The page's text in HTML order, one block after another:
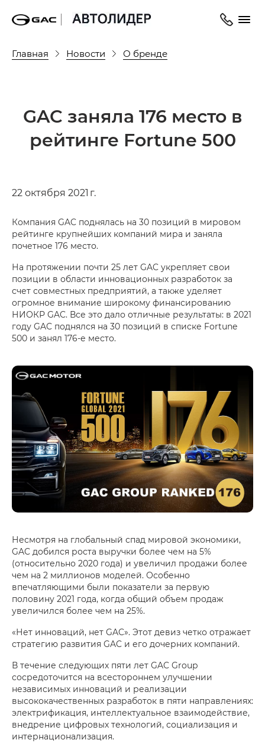
Главная Новости О бренде
GAC заняла 176 место в
рейтинге Fortune 500
22 октября 2021 г.
Компания GAC поднялась на 30 позиций в мировом
рейтинге крупнейших компаний мира и заняла
почетное 176 место.
На протяжении почти 25 лет GAC укрепляет свои
позиции в области инновационных разработок за
счет совместных предприятий, а также уделяет
огромное внимание широкому финансированию
НИОКР GAC. Все это дало отличные результаты: в 2021
году GAC поднялся на 30 позиций в списке Fortune
500 и занял 176-е место.
Несмотря на глобальный спад мировой экономики,
GAC добился роста выручки более чем на 5%
(относительно 2020 года) и увеличил продажи более
чем на 2 миллионов моделей. Особенно
впечатляющими были показатели за первую
половину 2021 года, когда общий объем продаж
увеличился более чем на 25%.
«Нет инноваций, нет GAC». Этот девиз четко отражает
стратегию развития GAC и его дочерних компаний.
В течение следующих пяти лет GAC Group
сосредоточится на всестороннем улучшении
независимых инноваций и реализации
высококачественных разработок в пяти направлениях:
электрификация, интеллектуальное взаимодействие,
внедрение цифровых технологий, социализация и
интернационализация.